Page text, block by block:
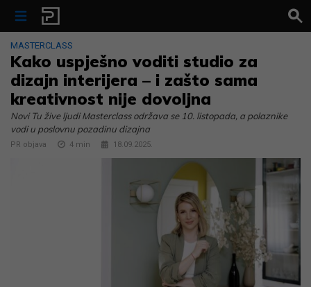
Skip to content
MASTERCLASS
Kako uspješno voditi studio za
dizajn interijera – i zašto sama
kreativnost nije dovoljna
Novi Tu žive ljudi Masterclass održava se 10. listopada, a polaznike
vodi u poslovnu pozadinu dizajna
PR objava 4 min 18.09.2025.